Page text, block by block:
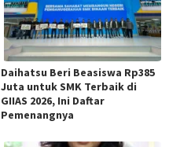
Daihatsu Beri Beasiswa Rp385
Juta untuk SMK Terbaik di
GIIAS 2026, Ini Daftar
Pemenangnya